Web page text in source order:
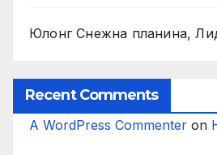
Юлонг Снежна планина,
Recent Comments
A WordPress Commenter on